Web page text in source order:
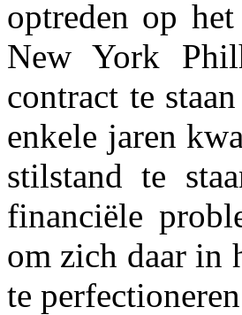
optreden op
New York
contract te
enkele jaren
stilstand te
financiële
om zich daar in
te